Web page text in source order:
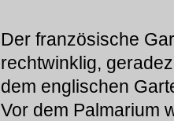
Der französische
rechtwinklig,
dem englischen
Vor dem Palmarium